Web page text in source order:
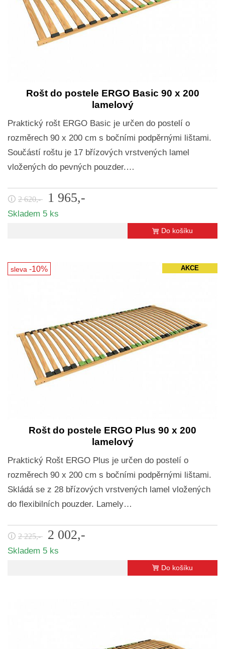
Rošt do postele ERGO Basic 90 x 200
lamelový
Praktický rošt ERGO Basic je určen do postelí o
rozměrech 90 x 200 cm s bočními podpěrnými lištami.
Součástí roštu je 17 břízových vrstvených lamel
vložených do pevných pouzder.…
🛈 2 620,- 1 965,-
Skladem 5 ks
Do košíku
AKCE
Rošt do postele ERGO Plus 90 x 200
lamelový
Praktický Rošt ERGO Plus je určen do postelí o
rozměrech 90 x 200 cm s bočními podpěrnými lištami.
Skládá se z 28 břízových vrstvených lamel vložených
do flexibilních pouzder. Lamely…
sleva -10%
🛈 2 225,- 2 002,-
Skladem 5 ks
Do košíku